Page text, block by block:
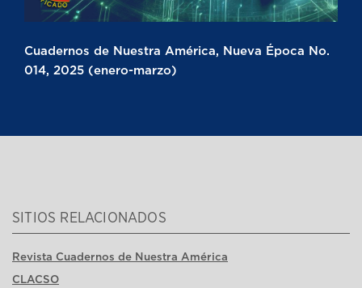
Cuadernos de Nuestra América, Nueva Época No.
014, 2025 (enero-marzo)
SITIOS RELACIONADOS
Revista Cuadernos de Nuestra América
CLACSO